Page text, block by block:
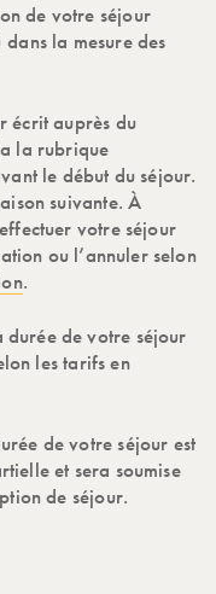
de votre séjour
la mesure des
écrit auprès du
la rubrique
le début du séjour.
suivante. À
votre séjour
ou l’annuler selon
.
durée de votre séjour
les tarifs en
de votre séjour est
et sera soumise
de séjour.